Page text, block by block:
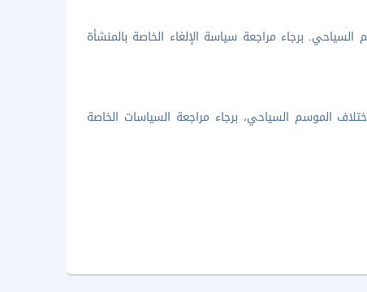
برجاء مراجعة سياسة الإلغاء الخاصة بالمنشأة
الموسم السياحي، برجاء مراجعة السياسات الخاصة